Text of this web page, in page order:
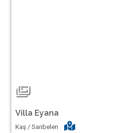
Villa Eyana
Kaş / Sarıbelen